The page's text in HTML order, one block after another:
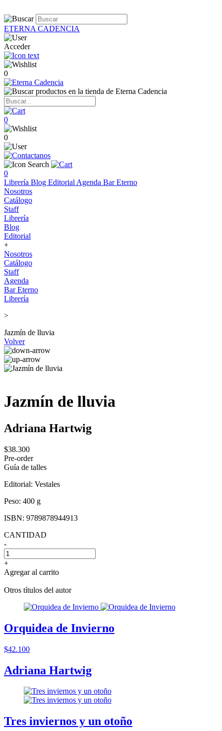
ETERNA CADENCIA
Acceder
0
0
0
0
Librería Blog Editorial Agenda Bar Eterno
Nosotros
Catálogo
Staff
Librería
Blog
Editorial
+
Nosotros
Catálogo
Staff
Agenda
Bar Eterno
Librería
>
Jazmín de lluvia
Volver
Jazmín de lluvia
Adriana Hartwig
$38.300
Pre-order
Guía de talles
Editorial: Vestales
Peso: 400 g
ISBN: 9789878944913
CANTIDAD
-
+
Agregar al carrito
Otros títulos del autor
Orquidea de Invierno
$42.100
Adriana Hartwig
Tres inviernos y un otoño